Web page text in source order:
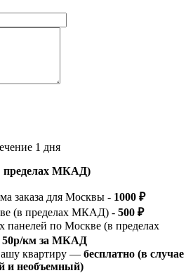
1 дня
пределах МКАД)
заказа для Москвы - 1000 ₽
(в пределах МКАД) - 500 ₽
панелей по Москве (в пределах
50р/км за МКАД
квартиру — бесплатно (в случае
и необъемный)